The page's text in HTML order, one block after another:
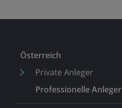
Österreich
Private Anleger
Professionelle Anleger